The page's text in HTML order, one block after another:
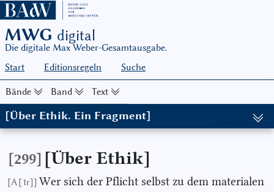
MWG digital
Die digitale Max Weber-Gesamtausgabe.
Start
Editionsregeln Suche
Bände Band Text
[Über Ethik. Ein Fragment]
(in: MWG I/12, hg. von Johannes Weiß in Zusammenarbeit mit
[299] [Über Ethik]
[A [1r]] Wer sich der Pflicht selbst zu dem materialen